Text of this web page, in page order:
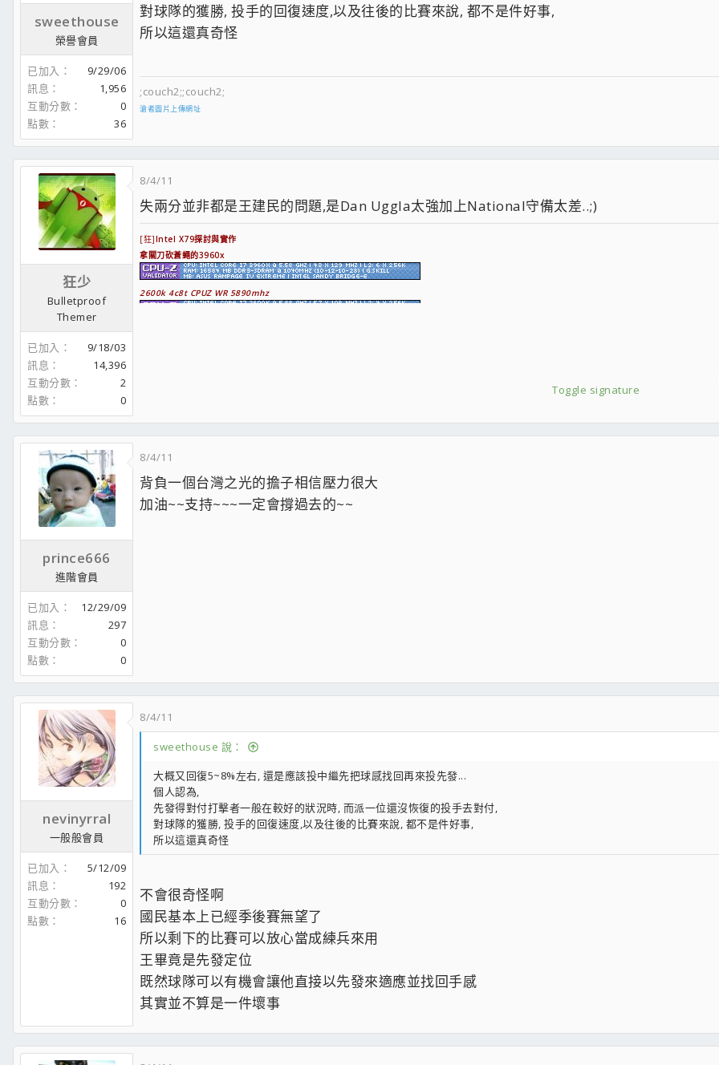
sweethouse
榮譽會員
已加入
9/29/06
訊息
1,956
互動分數
0
點數
36
對球隊的獲勝, 投手的回復速度,以及往後的比賽來說, 都不是件好事,
所以這還真奇怪
;couch2;;couch2;
滄者圖片上傳網址
狂少
Bulletproof
Themer
已加入
9/18/03
訊息
14,396
互動分數
2
點數
0
8/4/11
失兩分並非都是王建民的問題,是Dan Uggla太強加上National守備太差..;)
Toggle signature
[狂]Intel X79探討與實作
拿關刀砍蒼蠅的3960x
2600k 4c8t CPUZ WR 5890mhz
prince666
進階會員
已加入
12/29/09
訊息
297
互動分數
0
點數
0
8/4/11
背負一個台灣之光的擔子相信壓力很大
加油~~支持~~~一定會撐過去的~~
nevinyrral
一般般會員
已加入
5/12/09
訊息
192
互動分數
0
點數
16
8/4/11
sweethouse 說：
大概又回復5~8%左右, 還是應該投中繼先把球感找回再來投先發...
個人認為,
先發得對付打擊者一般在較好的狀況時, 而派一位還沒恢復的投手去對付,
對球隊的獲勝, 投手的回復速度,以及往後的比賽來說, 都不是件好事,
所以這還真奇怪
不會很奇怪啊
國民基本上已經季後賽無望了
所以剩下的比賽可以放心當成練兵來用
王畢竟是先發定位
既然球隊可以有機會讓他直接以先發來適應並找回手感
其實並不算是一件壞事